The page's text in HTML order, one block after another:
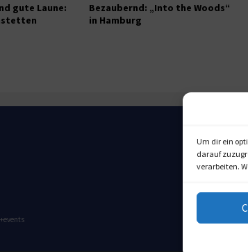
Um dir ein
darauf
verarbeiten.
gute Laune:
Bezaubernd: „Into the Woods“
in Hamburg